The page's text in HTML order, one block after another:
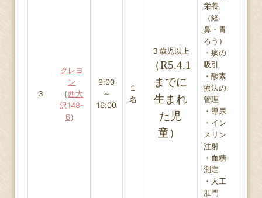
３
クレヨ
ン
（西大
沢148-
6）
9:00
～
16:00
１
名
３歳児以上
（R5.4.1
までに
生まれ
た児
童）
栄養
（経
鼻・胃
ろう）
・痰の
吸引
・酸素
療法の
管理
・導尿
・イン
スリン
注射
・血糖
測定
・人工
肛門